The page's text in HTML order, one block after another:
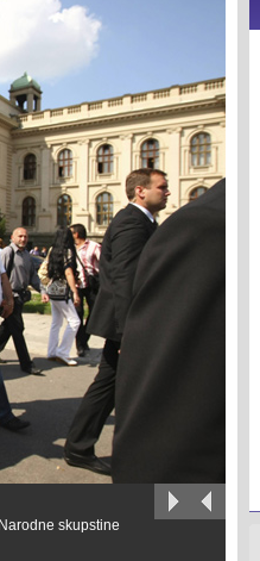
skupstine